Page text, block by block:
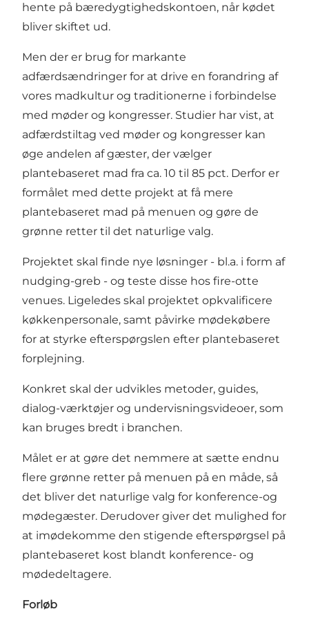
hente på bæredygtighedskontoen, når kødet
bliver skiftet ud.
Men der er brug for markante
adfærdsændringer for at drive en forandring af
vores madkultur og traditionerne i forbindelse
med møder og kongresser. Studier har vist, at
adfærdstiltag ved møder og kongresser kan
øge andelen af gæster, der vælger
plantebaseret mad fra ca. 10 til 85 pct. Derfor er
formålet med dette projekt at få mere
plantebaseret mad på menuen og gøre de
grønne retter til det naturlige valg.
Projektet skal finde nye løsninger - bl.a. i form af
nudging-greb - og teste disse hos fire-otte
venues. Ligeledes skal projektet opkvalificere
køkkenpersonale, samt påvirke mødekøbere
for at styrke efterspørgslen efter plantebaseret
forplejning.
Konkret skal der udvikles metoder, guides,
dialog-værktøjer og undervisningsvideoer, som
kan bruges bredt i branchen.
Målet er at gøre det nemmere at sætte endnu
flere grønne retter på menuen på en måde, så
det bliver det naturlige valg for konference-og
mødegæster. Derudover giver det mulighed for
at imødekomme den stigende efterspørgsel på
plantebaseret kost blandt konference- og
mødedeltagere.
Forløb